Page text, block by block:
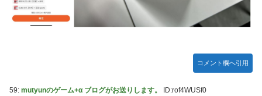
コメント欄へ引用
59: mutyunのゲーム+α ブログがお送りします。 ID:rof4WUSf0